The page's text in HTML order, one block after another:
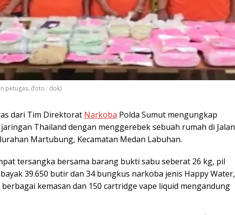
petugas. (foto : dok)
dari Tim Direktorat Narkoba Polda Sumut mengungkap
Thailand dengan menggerebek sebuah rumah di Jalan
Martubung, Kecamatan Medan Labuhan.
tersangka bersama barang bukti sabu seberat 26 kg, pil
39.650 butir dan 34 bungkus narkoba jenis Happy Water,
kemasan dan 150 cartridge vape liquid mengandung